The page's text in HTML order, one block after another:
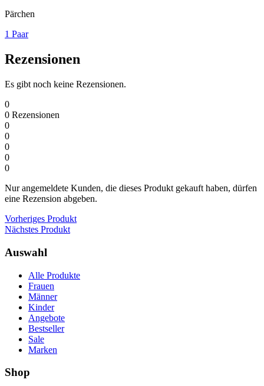
Pärchen
1 Paar
Rezensionen
Es gibt noch keine Rezensionen.
0
0 Rezensionen
0
0
0
0
0
Nur angemeldete Kunden, die dieses Produkt gekauft haben, dürfen
eine Rezension abgeben.
Vorheriges Produkt
Nächstes Produkt
Auswahl
Alle Produkte
Frauen
Männer
Kinder
Angebote
Bestseller
Sale
Marken
Shop